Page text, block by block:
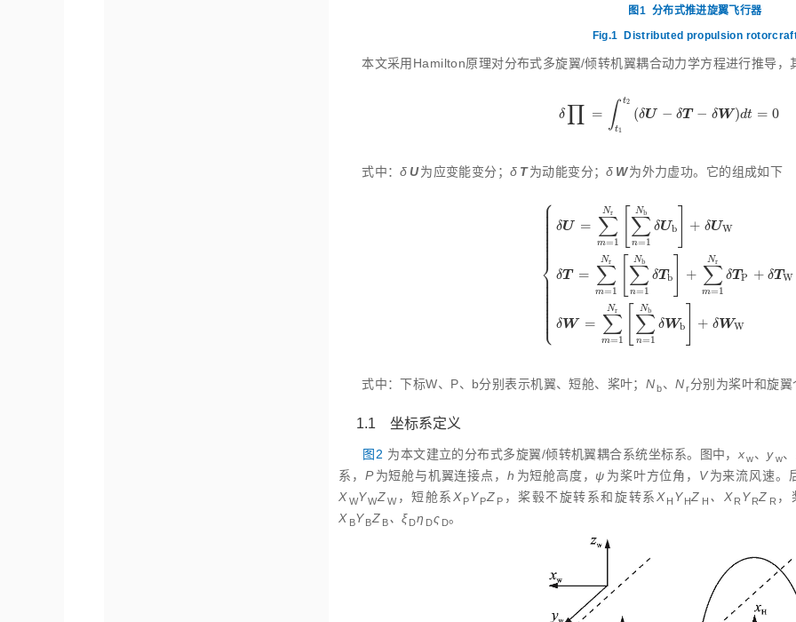
图1 分布式推进旋翼飞行器
Fig.1 Distributed propulsion
本文采用Hamilton原理对分布式多旋翼/倾转机翼耦合动力学方程进行推导，
δ ∏ = ∫ t2
t1
(δU − δT − δW)dt = 0
δ ∏= 1t2δ U- δT-δWdt=0
式中：δU为应变能变分；δ T为动能变分；δ W为外力虚功。它的组成如下
⎧
⎩
⎨
⎪
⎪
⎪⎪⎪⎪⎪⎪⎪⎪⎪⎪
⎪
⎪⎪⎪⎪⎪⎪⎪⎪⎪⎪⎪
δU = ∑
m=1
Nr ∑
n=1
Nb
δUb + δUW
δT = ∑
m=1
Nr ∑
n=1
Nb
δTb + ∑
m=1
Nr
δTP + δTW
δW = ∑
m=1
Nr ∑
n=1
Nb
δWb + δWW
δ U=∑ m 1N n= 1Nb Ub +δ UWδ T= ∑m=
式中：下标W、P、b分别表示机翼、短舱、桨叶； Nb、N r分别为桨叶和旋翼
1.1 坐标系定义
图2 为本文建立的分布式多旋翼/倾转机翼耦合系统坐标系。图中， xw、 yw、
系， P 为短舱与机翼连接点， h 为短舱高度， ψ 为桨叶方位角， V 为来流风速。
XWYWZW，短舱系 X PY PZ P ，桨毂不旋转系和旋转系 X H Y HZ H 、X R Y RZ R ，
X BY BZ B、ξ Dη Dς D。